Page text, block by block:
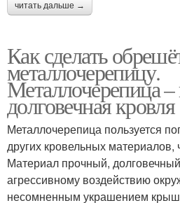
читать дальше →
Как сделать
металлочерепицу.
Металлочерепица –
долговечная кровля
Металлочерепица пользуется
других кровельных материалов,
Материал прочный,
агрессивному воздействию
несомненным украшением